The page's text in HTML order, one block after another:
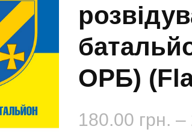
ОРБ)
180.00 грн. –